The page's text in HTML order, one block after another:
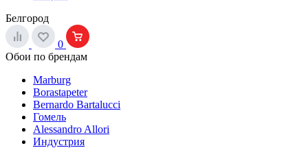
Белгород
0
Обои по брендам
Marburg
Borastapeter
Bernardo Bartalucci
Гомель
Alessandro Allori
Индустрия